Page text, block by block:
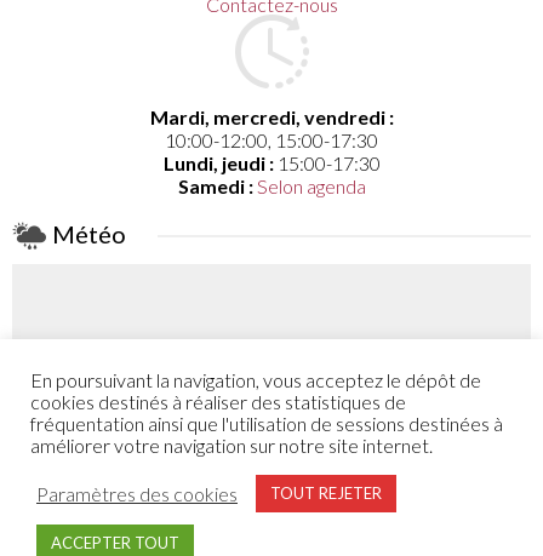
Mardi, mercredi, vendredi :
10:00-12:00, 15:00-17:30
Lundi, jeudi :15:00-17:30
Samedi :Selon agenda
Météo
Coefficient
48 - 53
En poursuivant la navigation, vous acceptez le dépôt de
cookies destinés à réaliser des statistiques de
fréquentation ainsi que l'utilisation de sessions destinées à
améliorer votre navigation sur notre site internet.
Paramètres des cookies TOUT REJETER
ACCEPTER TOUT